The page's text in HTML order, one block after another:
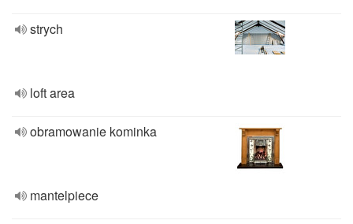
strych
loft area
obramowanie kominka
mantelpiece